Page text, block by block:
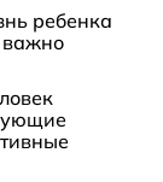
ребенка
важно